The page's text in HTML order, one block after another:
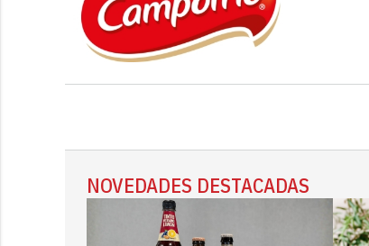
NOVEDADES DESTACADAS